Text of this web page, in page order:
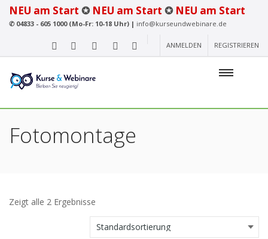
NEU am Start ✪ NEU am Start ✪ NEU am Start
✆04833 - 605 1000 (Mo-Fr: 10-18 Uhr) | info@kurseundwebinare.de
ANMELDEN REGISTRIEREN
Fotomontage
Zeigt alle 2 Ergebnisse